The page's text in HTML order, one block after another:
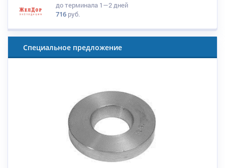
до терминала 1—2 дней
716 руб.
Специальное предложение